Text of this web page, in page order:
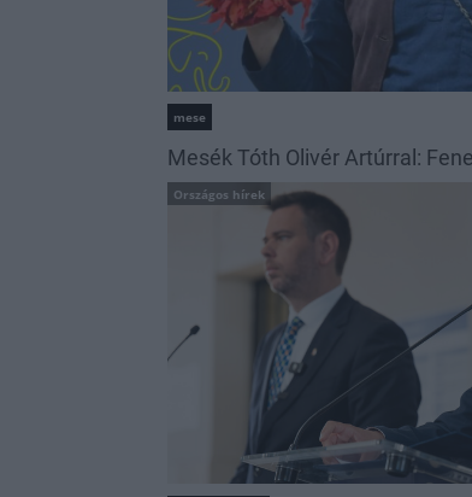
mese
Mesék Tóth Olivér Artúrral:
Országos hírek